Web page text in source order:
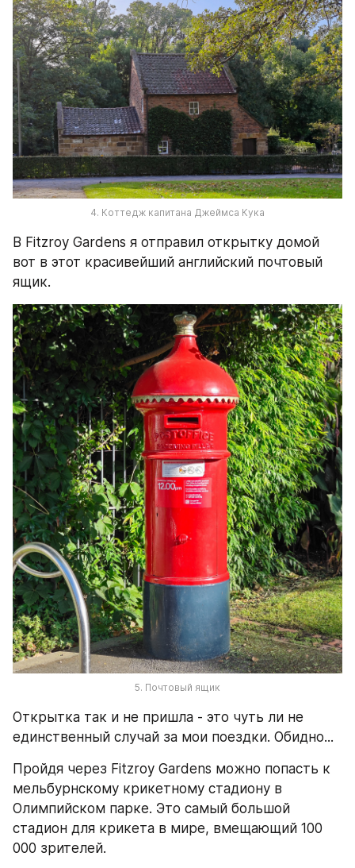
4. Коттедж капитана Джеймса Кука
В Fitzroy Gardens я отправил открытку домой
вот в этот красивейший английский почтовый
ящик.
5. Почтовый ящик
Открытка так и не пришла - это чуть ли не
единственный случай за мои поездки. Обидно...
Пройдя через Fitzroy Gardens можно попасть к
мельбурнскому крикетному стадиону в
Олимпийском парке. Это самый большой
стадион для крикета в мире, вмещающий 100
000 зрителей.